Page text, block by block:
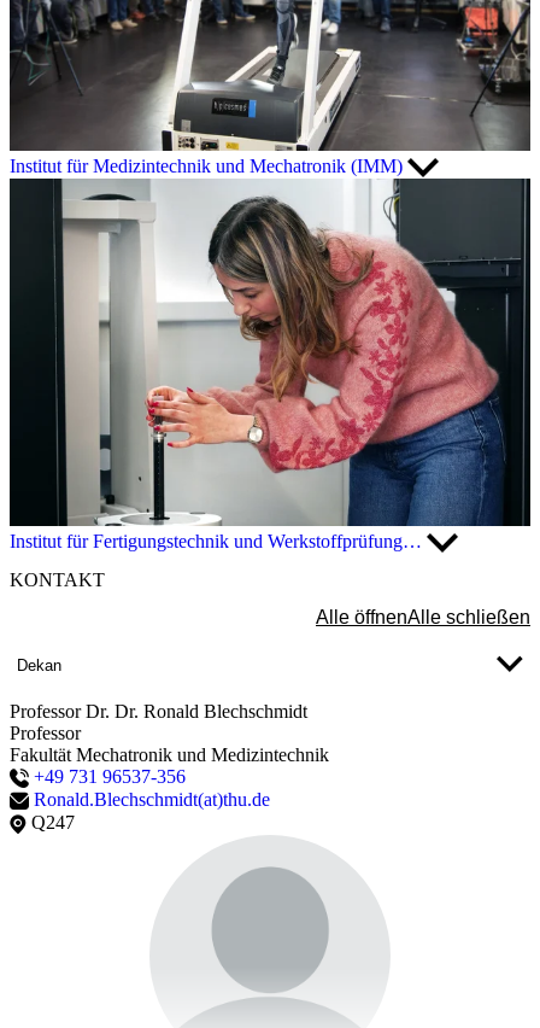
Institut für Medizintechnik und Mechatronik (IMM)
Institut für Fertigungstechnik und Werkstoffprüfung…
KONTAKT
Alle öffnenAlle schließen
Dekan
Professor Dr. Dr. Ronald Blechschmidt
Professor
Fakultät Mechatronik und Medizintechnik
+49 731 96537-356
Ronald.Blechschmidt(at)thu.de
Q247